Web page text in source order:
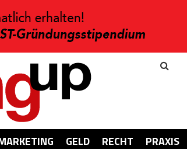
GELD RECHT PRAXIS